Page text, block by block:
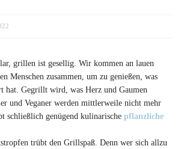
grillen ist gesellig. Wir kommen an lauen
Menschen zusammen, um zu genießen, was
hat. Gegrillt wird, was Herz und Gaumen
und Veganer werden mittlerweile nicht mehr
schließlich genügend kulinarische pflanzliche
trübt den Grillspaß. Denn wer sich allzu